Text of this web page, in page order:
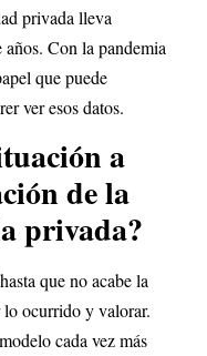
privada lleva
años. Con la pandemia
que puede
ver esos datos.
a
de la
privada?
que no acabe la
ocurrido y valorar.
cada vez más